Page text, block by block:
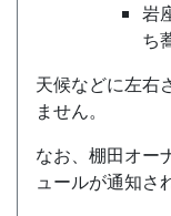
岩
ち
天候などに左右
ません。
なお、棚田オー
ュールが通知さ